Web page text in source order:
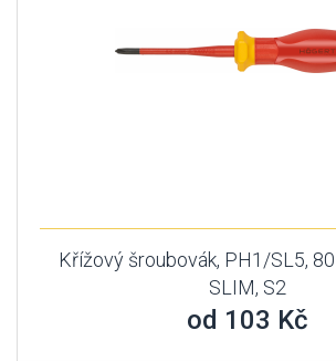
Křížový šroubovák, PH1/SL5,
SLIM, S2
od 103 Kč